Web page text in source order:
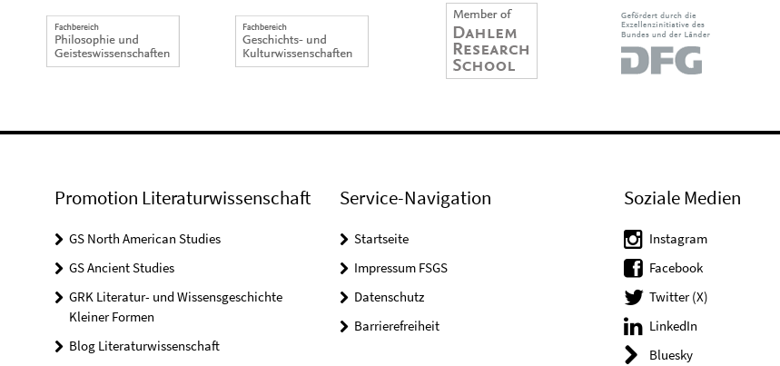
Promotion Literaturwissenschaft
GS North American Studies
GS Ancient Studies
GRK Literatur- und Wissensgeschichte
Kleiner Formen
Blog Literaturwissenschaft
Service-Navigation
Startseite
Impressum FSGS
Datenschutz
Barrierefreiheit
Soziale Medien
Instagram
Facebook
Twitter (X)
LinkedIn
Bluesky